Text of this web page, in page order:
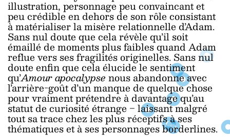
illustration, personnage peu convaincant et
peu crédible en dehors de son rôle consistant
à matérialiser la misère relationnelle d’Adam.
Sans nul doute que cela révèle qu’il soit
émaillé de moments plus faibles quand Adam
reflue vers ses fragilités originelles. Sans nul
doute enfin que cela élucide le sentiment
qu’Amour apocalypsenous abandonne avec
l’arrière-goût d’un manque de quelque chose
pour vraiment prétendre à davantage qu’au
statut de curiosité étrange ‒ laissant malgré
tout sa trace chez les plus réceptifs à ses
thématiques et à ses personnages borderlines.